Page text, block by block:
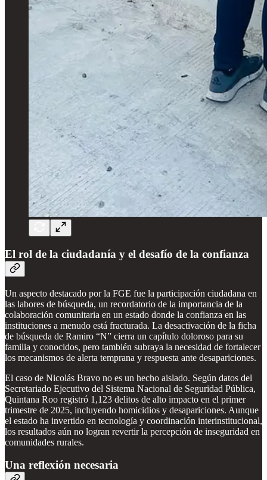
El rol de la ciudadanía y el desafío de la confianza
Un aspecto destacado por la FGE fue la participación ciudadana en
las labores de búsqueda, un recordatorio de la importancia de la
colaboración comunitaria en un estado donde la confianza en las
instituciones a menudo está fracturada. La desactivación de la ficha
de búsqueda de Ramiro “N” cierra un capítulo doloroso para su
familia y conocidos, pero también subraya la necesidad de fortalecer
los mecanismos de alerta temprana y respuesta ante desapariciones.
El caso de Nicolás Bravo no es un hecho aislado. Según datos del
Secretariado Ejecutivo del Sistema Nacional de Seguridad Pública,
Quintana Roo registró 1,123 delitos de alto impacto en el primer
trimestre de 2025, incluyendo homicidios y desapariciones. Aunque
el estado ha invertido en tecnología y coordinación interinstitucional,
los resultados aún no logran revertir la percepción de inseguridad en
comunidades rurales.
Una reflexión necesaria